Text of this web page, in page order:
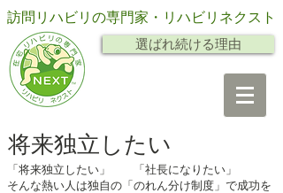
選ばれ続ける理由
訪問リハビリの専門家・リハビリネクスト
将来独立したい
「将来独立したい」 「社長になりたい」
そんな熱い人は独自の「のれん分け制度」で成功を